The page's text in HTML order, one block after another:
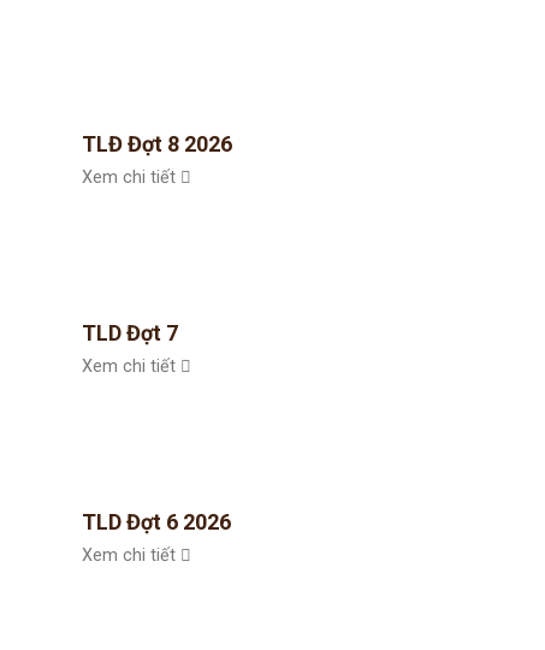
TLĐ Đợt 8 2026
Xem chi tiết
TLD Đợt 7
Xem chi tiết
TLD Đợt 6 2026
Xem chi tiết